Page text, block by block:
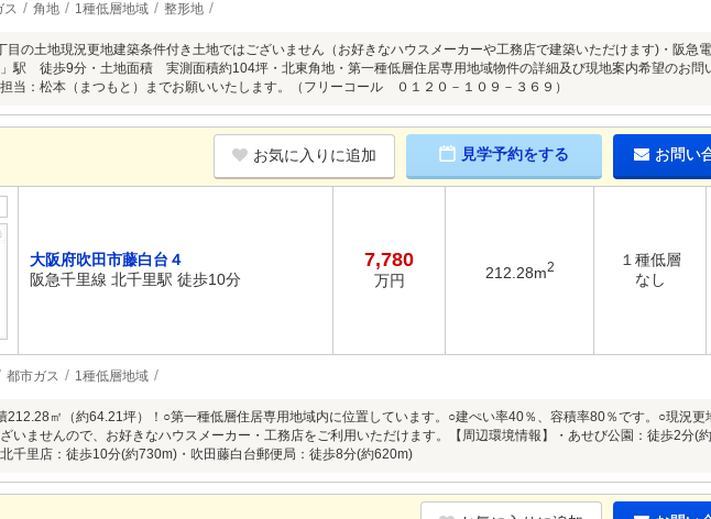
ス 角地 1種低層地域 整形地
目の土地現況更地建築条件付き土地ではございません（お好きなハウスメーカーや工務店で建築いただけます)・阪急
」駅 徒歩9分・土地面積 実測面積約104坪・北東角地・第一種低層住居専用地域物件の詳細及び現地案内希望のお問
当：松本（まつもと）までお願いいたします。（フリーコール ０１２０－１０９－３６９）
お気に入りに追加 見学予約をする お問い
大阪府吹田市藤白台４
阪急千里線 北千里駅 徒歩10分
7,780
万円 212.28m2
１種低層
なし
都市ガス 1種低層地域
212.28㎡（約64.21坪）！○第一種低層住居専用地域内に位置しています。○建ぺい率40％、容積率80％です。○現況更
いませんので、お好きなハウスメーカー・工務店をご利用いただけます。【周辺環境情報】・あせび公園：徒歩2分(
千里店：徒歩10分(約730m)・吹田藤白台郵便局：徒歩8分(約620m)